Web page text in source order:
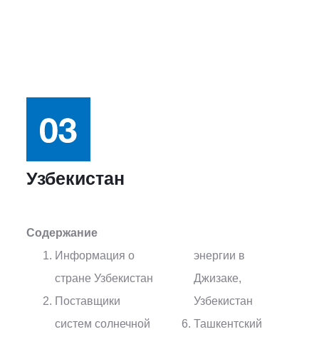
Узбекистан
Содержание
Информация о
стране Узбекистан
Поставщики
систем солнечной
энергии в
Джизаке,
Узбекистан
Ташкентский